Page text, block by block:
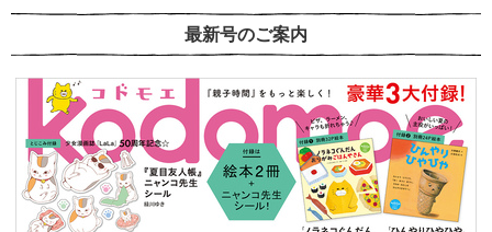
最新号のご案内